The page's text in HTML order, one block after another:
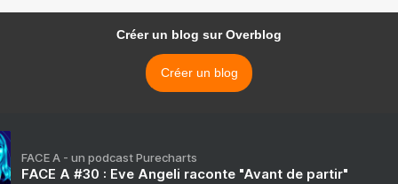
Créer un blog sur Overblog
Créer un blog
FACE A - un podcast Purecharts
FACE A #30 : Eve Angeli raconte "Avant de partir"